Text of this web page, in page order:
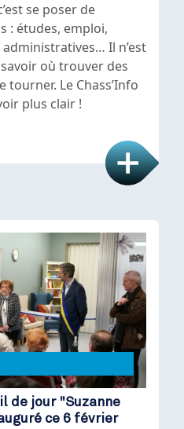
se poser de
: études, emploi,
Il n’est
où trouver des
tourner. Le Chass’Info
plus clair !
de jour "Suzanne
ce 6 février